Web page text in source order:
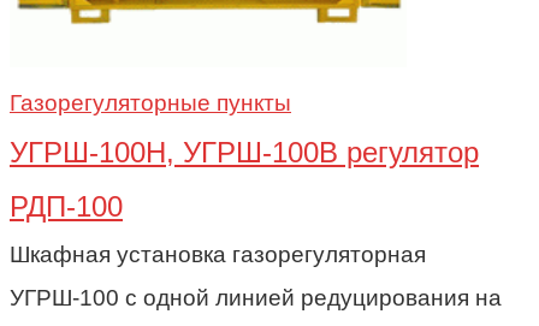
Газорегуляторные пункты
УГРШ-100Н, УГРШ-100В регулятор
РДП-100
Шкафная установка газорегуляторная
УГРШ-100 с одной линией редуцирования на